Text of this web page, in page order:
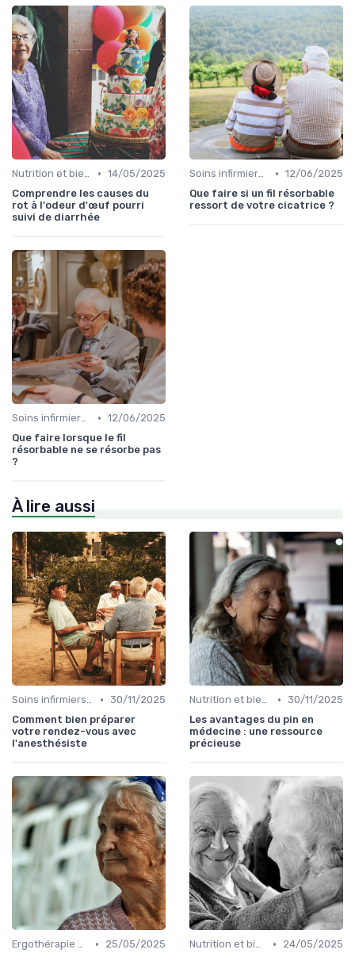
Nutrition et bien-être • 14/05/2025
Comprendre les causes du
rot à l'odeur d'œuf pourri
suivi de diarrhée
Soins infirmiers à domicile • 12/06/2025
Que faire si un fil résorbable
ressort de votre cicatrice ?
Soins infirmiers à domicile • 12/06/2025
Que faire lorsque le fil
résorbable ne se résorbe pas
?
À lire aussi
Soins infirmiers à domicile • 30/11/2025
Comment bien préparer
votre rendez-vous avec
l'anesthésiste
Nutrition et bien-être • 30/11/2025
Les avantages du pin en
médecine : une ressource
précieuse
Ergothérapie et rééducation •
25/05/2025
Nutrition et bien-être •
24/05/2025